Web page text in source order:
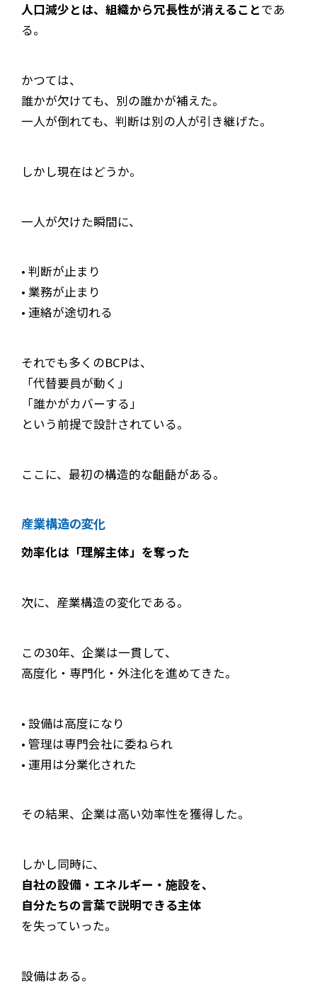
人口減少とは、組織から冗長性が消えることであ
る。
かつては、
誰かが欠けても、別の誰かが補えた。
一人が倒れても、判断は別の人が引き継げた。
しかし現在はどうか。
一人が欠けた瞬間に、
• 判断が止まり
• 業務が止まり
• 連絡が途切れる
それでも多くのBCPは、
「代替要員が動く」
「誰かがカバーする」
という前提で設計されている。
ここに、最初の構造的な齟齬がある。
産業構造の変化
効率化は「理解主体」を奪った
次に、産業構造の変化である。
この30年、企業は一貫して、
高度化・専門化・外注化を進めてきた。
• 設備は高度になり
• 管理は専門会社に委ねられ
• 運用は分業化された
その結果、企業は高い効率性を獲得した。
しかし同時に、
自社の設備・エネルギー・施設を、
自分たちの言葉で説明できる主体
を失っていった。
設備はある。